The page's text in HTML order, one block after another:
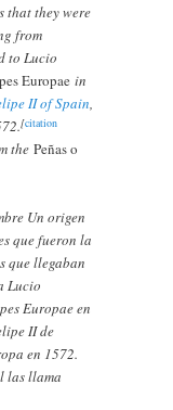
that they were
from
to Lucio
Europae in
II of Spain,
[citation
thePeñas o
Un origen
que fueron la
que llegaban
Lucio
Europae en
II de
en 1572.
las llama